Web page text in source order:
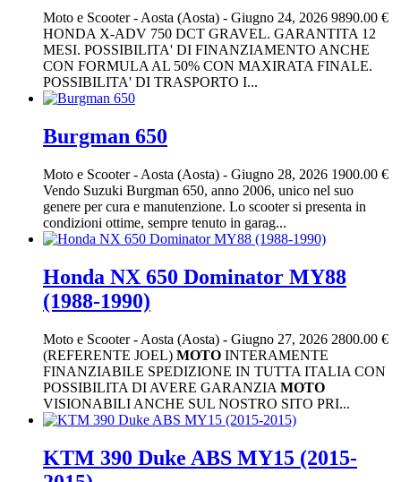
Moto e Scooter- Aosta (Aosta) - Giugno 24, 2026 9890.00 €
HONDA X-ADV 750 DCT GRAVEL. GARANTITA 12
MESI. POSSIBILITA' DI FINANZIAMENTO ANCHE
CON FORMULA AL 50% CON MAXIRATA FINALE.
POSSIBILITA' DI TRASPORTO I...
Burgman 650
Moto e Scooter- Aosta (Aosta) - Giugno 28, 2026 1900.00 €
Vendo Suzuki Burgman 650, anno 2006, unico nel suo
genere per cura e manutenzione. Lo scooter si presenta in
condizioni ottime, sempre tenuto in garag...
Honda NX 650 Dominator MY88
(1988-1990)
Moto e Scooter- Aosta (Aosta) - Giugno 27, 2026 2800.00 €
(REFERENTE JOEL) MOTO INTERAMENTE
FINANZIABILE SPEDIZIONE IN TUTTA ITALIA CON
POSSIBILITA DI AVERE GARANZIA MOTO
VISIONABILI ANCHE SUL NOSTRO SITO PRI...
KTM 390 Duke ABS MY15 (2015-